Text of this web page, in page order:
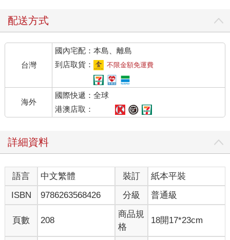
配送方式
台灣
國內宅配：本島、離島
到店取貨：
不限金額免運費
海外
國際快遞：全球
港澳店取：
詳細資料
語言 中文繁體 裝訂
紙本平裝
ISBN
9786263568426 分級 普通級
頁數 208
商品規
格
18開17*23cm